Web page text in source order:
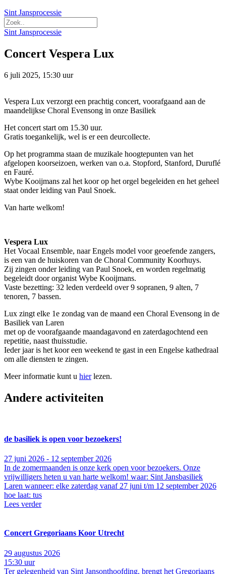
Sint Jansprocessie
Sint Jansprocessie
Concert Vespera Lux
6 juli 2025, 15:30 uur
Vespera Lux verzorgt een prachtig concert, voorafgaand aan de
maandelijkse Choral Evensong in onze Basiliek
Het concert start om 15.30 uur.
Gratis toegankelijk, wel is er een deurcollecte.
Op het programma staan de muzikale hoogtepunten van het
afgelopen koorseizoen, werken van o.a. Stopford, Stanford, Duruflé
en Fauré.
Wybe Kooijmans zal het koor op het orgel begeleiden en het geheel
staat onder leiding van Paul Snoek.
Van harte welkom!
Vespera Lux
Het Vocaal Ensemble, naar Engels model voor geoefende zangers,
is een van de huiskoren van de Choral Community Koorhuys.
Zij zingen onder leiding van Paul Snoek, en worden regelmatig
begeleidt door organist Wybe Kooijmans.
Vaste bezetting: 32 leden verdeeld over 9 sopranen, 9 alten, 7
tenoren, 7 bassen.
Lux zingt elke 1e zondag van de maand een Choral Evensong in de
Basiliek van Laren
met op de voorafgaande maandagavond en zaterdagochtend een
repetitie, naast thuisstudie.
Ieder jaar is het koor een weekend te gast in een Engelse kathedraal
om alle diensten te zingen.
Meer informatie kunt u hierlezen.
Andere activiteiten
de basiliek is open voor bezoekers!
27 juni 2026 - 12 september 2026
In de zomermaanden is onze kerk open voor bezoekers. Onze
vrijwilligers heten u van harte welkom! waar: Sint Jansbasiliek
Laren wanneer: elke zaterdag vanaf 27 juni t/m 12 september 2026
hoe laat: tus
Lees verder
Concert Gregoriaans Koor Utrecht
29 augustus 2026
15:30 uur
Ter gelegenheid van Sint Jansonthoofding, brengt het Gregoriaans